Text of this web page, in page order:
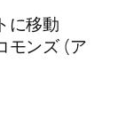
に移動
モンズ (ア